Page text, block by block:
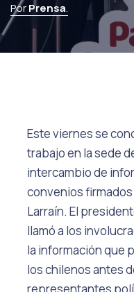
PorPrensa.
Este viernes se
trabajo en la sede
intercambio de
convenios
Larraín. El
llamó a los
la información que
los chilenos antes